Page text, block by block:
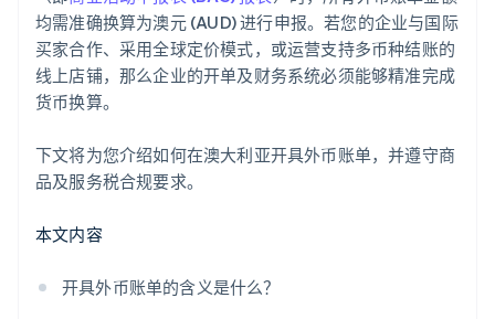
均需准确换算为澳元 (AUD) 进行申报。若您的企业与国际
买家合作、采用全球定价模式，或运营支持多币种结账的
线上店铺，那么企业的开单及财务系统必须能够精准完成
货币换算。
下文将为您介绍如何在澳大利亚开具外币账单，并遵守商
品及服务税合规要求。
本文内容
开具外币账单的含义是什么？